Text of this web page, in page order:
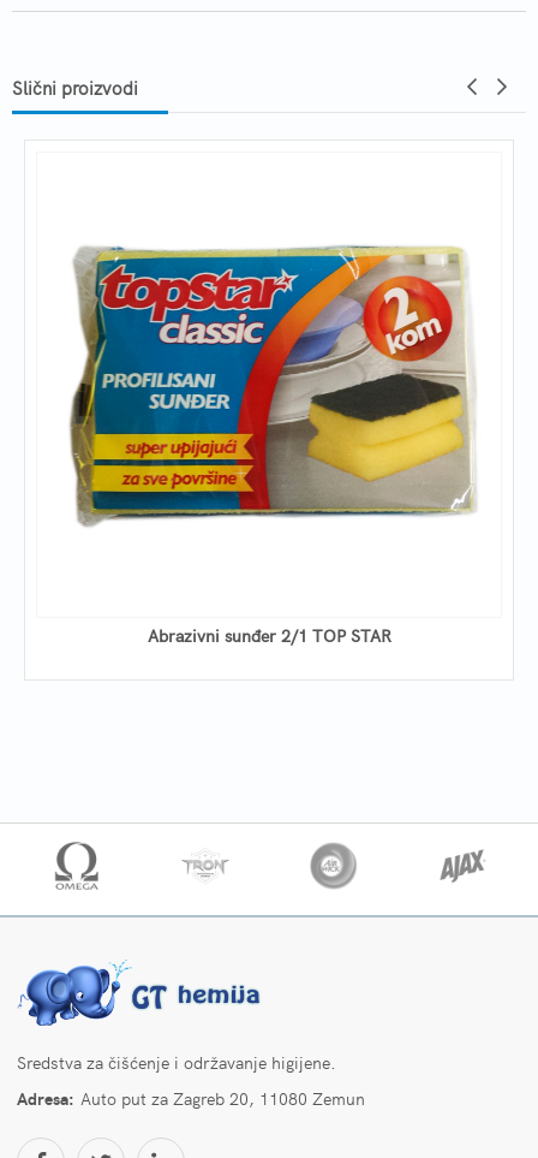
Slični proizvodi
Abrazivni sunđer 2/1 TOP STAR
Sredstva za čišćenje i održavanje higijene.
Adresa: Auto put za Zagreb 20, 11080 Zemun